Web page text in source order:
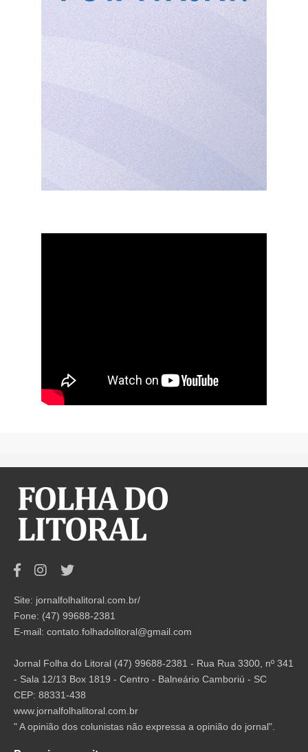
Site: jornalfolhalitoral.com.br/
Fone: (47) 99688-2381
E-mail: contato.folhadolitoral@gmail.com
Jornal Folha do Litoral (47) 99688-2381 - Rua Rua 3300, nº 341
- Sala 12/13 Box 1819 - Centro - Balneário Camboriú - SC
CEP: 88331-438
www.jornalfolhalitoral.com.br
" A opinião dos colunistas não expressa a opinião do jornal".